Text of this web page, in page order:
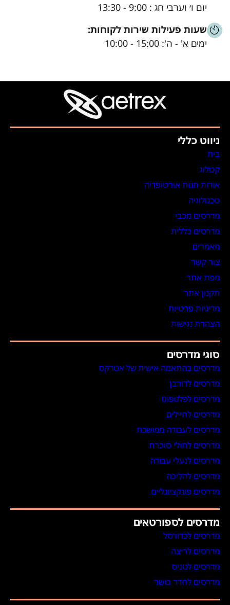
יום ו׳ וערבי חג : 9:00 - 13:30
שעות פעילות שירות לקוחות:
ימים א' - ה': 15:00 - 10:00
ניווט כללי
בית
קטלוג
אודות חנות אורטופדיה
טכנולוגיה
מדרסים מכבי
מדרסים כללית
מאמרים
צור קשר
מפת אתר
תקנון אתר
מדיניות פרטיות
הצהרת נגישות
סוגי מדרסים
מדרסים בהתאמה אישית של אטרקס
מדרסים לדורבן
מדרסים לפלטפוס
מדרסים לחיילים
מדרסים לעבודה ממושכת
מדרסים לחולי סוכרת
מדרסים לנעלי עבודה
מדרסים להליכה
מדרסים פונקציונליים
מדרסים לספורטאים
מדרסים לכדורסל
מדרסים לריצה
מדרסים לטניס
מדרסים לחדר כושר